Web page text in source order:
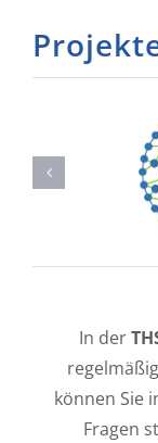
In der
können Sie
Fragen